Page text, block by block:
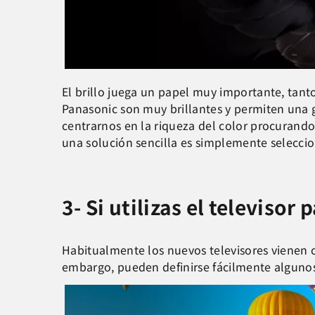
El brillo juega un papel muy importante,
Panasonic son muy brillantes y permiten
centrarnos en la riqueza del color
una solución sencilla es simplemente
3- Si utilizas el televisor
Habitualmente los nuevos televisores
embargo, pueden definirse fácilmente